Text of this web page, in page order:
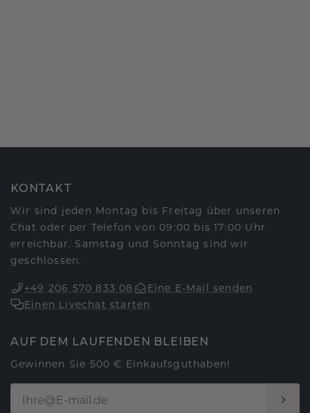
KONTAKT
Wir sind jeden Montag bis Freitag über unseren
Chat oder per Telefon von 09:00 bis 17:00 Uhr
erreichbar. Samstag und Sonntag sind wir
geschlossen.
+49 206 570 833 08
Eine E-Mail senden
Einen Livechat starten
AUF DEM LAUFENDEN BLEIBEN
Gewinnen Sie 500 € Einkaufsguthaben!